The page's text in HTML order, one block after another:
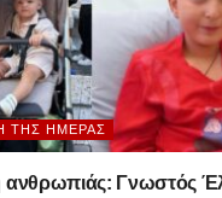
ΤΗΣ ΗΜΈΡΑΣ
ανθρωπιάς: Γνωστός